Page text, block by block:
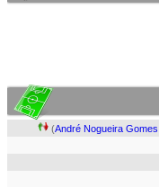
(André Nogueira Gomes